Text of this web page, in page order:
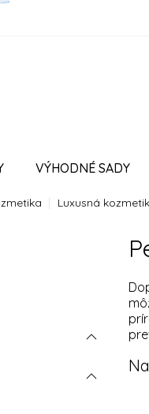
VÝHODNÉ SADY
Luxusná